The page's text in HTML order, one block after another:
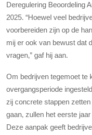
Deregulering Beoordeling
2025. “Hoewel veel
voorbereiden zijn op de
mij er ook van bewust dat
vragen,” gaf hij aan.
Om bedrijven tegemoet te
overgangsperiode
zij concrete stappen
gaan, zullen het eerste
Deze aanpak geeft